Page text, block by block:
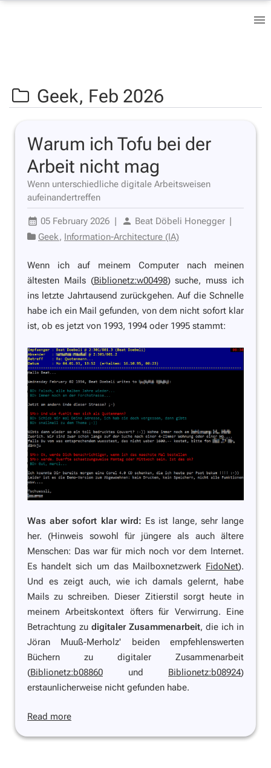
Geek, Feb 2026
Warum ich Tofu bei der
Arbeit nicht mag
Wenn unterschiedliche digitale Arbeitsweisen
aufeinandertreffen
05 February 2026 | Beat Döbeli Honegger |
Geek, Information-Architecture (IA)
Wenn ich auf meinem Computer nach meinen
ältesten Mails (Biblionetz:w00498) suche, muss ich
ins letzte Jahrtausend zurückgehen. Auf die Schnelle
habe ich ein Mail gefunden, von dem nicht sofort klar
ist, ob es jetzt von 1993, 1994 oder 1995 stammt:
Was aber sofort klar wird: Es ist lange, sehr lange
her. (Hinweis sowohl für jüngere als auch ältere
Menschen: Das war für mich noch vor dem Internet.
Es handelt sich um das Mailboxnetzwerk FidoNet).
Und es zeigt auch, wie ich damals gelernt, habe
Mails zu schreiben. Dieser Zitierstil sorgt heute in
meinem Arbeitskontext öfters für Verwirrung. Eine
Betrachtung zu digitaler Zusammenarbeit, die ich in
Jöran Muuß-Merholz' beiden empfehlenswerten
Büchern zu digitaler Zusammenarbeit
(Biblionetz:b08860 und Biblionetz:b08924)
erstaunlicherweise nicht gefunden habe.
Read more